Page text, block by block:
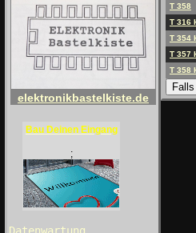
elektronikbastelkiste.de
Bau Deinen Eingang
;
T 358
T 316
T 354
T 357
T 358